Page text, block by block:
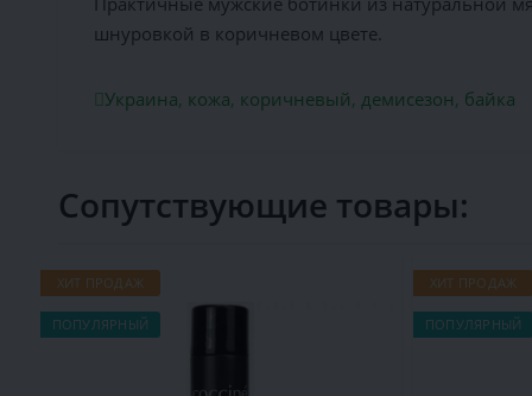
шнуровкой в коричневом цвете.
Украина, кожа, коричневый, демисезон, байка
Сопутствующие товары:
ХИТ ПРОДАЖ
ПОПУЛЯРНЫЙ
ХИТ ПРОДАЖ
ПОПУЛЯРНЫЙ